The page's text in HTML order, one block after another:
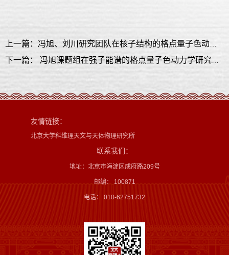
上一篇：冯旭、刘川研究团队在核子结构的格点量子色动力学研究中取得新进展
下一篇： 冯旭课题组在强子能谱的格点量子色动力学研究中取得重要进展
友情链接：
北京大学科维理天文与天体物理研究所
联系我们：
地址：北京市海淀区成府路209号
邮编： 100871
电话： 010-62751732